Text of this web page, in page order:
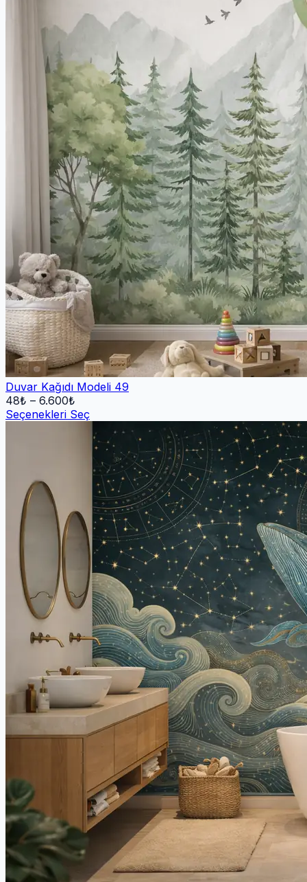
Duvar Kağıdı Modeli 49
48₺ – 6.600₺
Seçenekleri Seç